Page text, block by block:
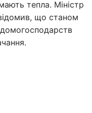
тепла. Міністр
що станом